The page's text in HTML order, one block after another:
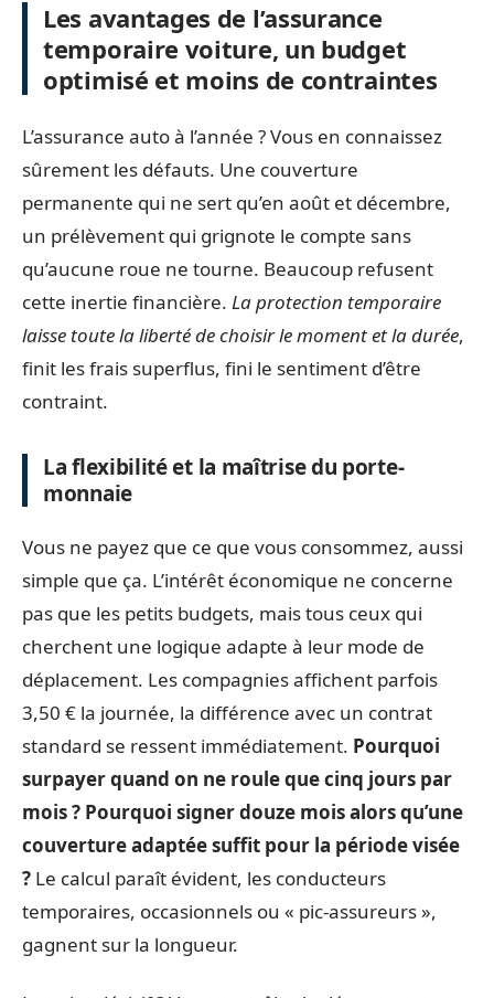
Les avantages de l’assurance
temporaire voiture, un budget
optimisé et moins de contraintes
L’assurance auto à l’année ? Vous en connaissez
sûrement les défauts. Une couverture
permanente qui ne sert qu’en août et décembre,
un prélèvement qui grignote le compte sans
qu’aucune roue ne tourne. Beaucoup refusent
cette inertie financière. La protection temporaire
laisse toute la liberté de choisir le moment et la durée,
finit les frais superflus, fini le sentiment d’être
contraint.
La flexibilité et la maîtrise du porte-
monnaie
Vous ne payez que ce que vous consommez, aussi
simple que ça. L’intérêt économique ne concerne
pas que les petits budgets, mais tous ceux qui
cherchent une logique adapte à leur mode de
déplacement. Les compagnies affichent parfois
3,50 € la journée, la différence avec un contrat
standard se ressent immédiatement. Pourquoi
surpayer quand on ne roule que cinq jours par
mois ? Pourquoi signer douze mois alors qu’une
couverture adaptée suffit pour la période visée
? Le calcul paraît évident, les conducteurs
temporaires, occasionnels ou « pic-assureurs »,
gagnent sur la longueur.